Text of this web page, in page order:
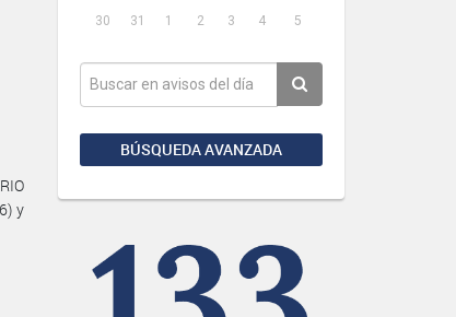
30
31 1 2 3 4 5
BÚSQUEDA AVANZADA
y